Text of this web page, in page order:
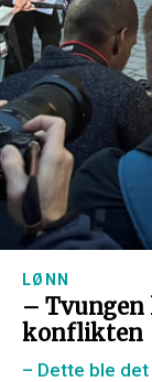
LØNN
–
konflikten
– Dette ble